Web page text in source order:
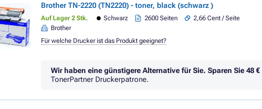
Brother TN-2220 (TN2220) - toner, black (schwarz )
Auf Lager 2 Stk. Schwarz 2600 Seiten
2,66 Cent / Seite
Brother
Für welche Drucker ist das Produkt geeignet?
Wir haben eine günstigere Alternative für Sie. Sparen Sie 48 €
TonerPartner Druckerpatrone.